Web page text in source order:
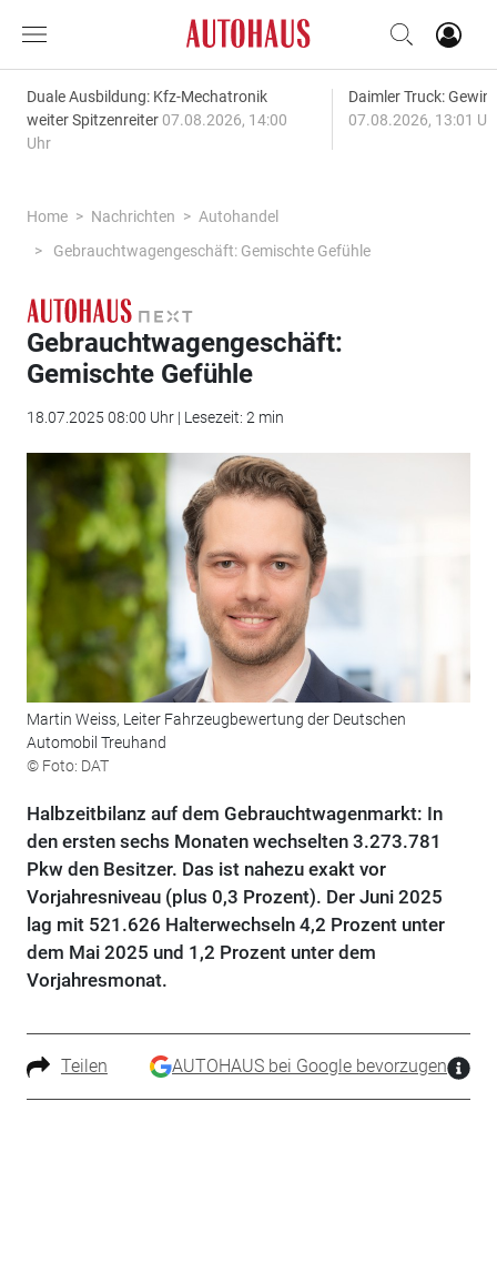
Duale Ausbildung: Kfz-Mechatronik
weiter Spitzenreiter 07.08.2026, 14:00
Uhr
Daimler Truck:
07.08.2026, 13:01
Home Nachrichten
Autohandel
Gebrauchtwagengeschäft: Gemischte Gefühle
Gebrauchtwagengeschäft:
Gemischte Gefühle
18.07.2025 08:00 Uhr | Lesezeit: 2 min
Martin Weiss, Leiter Fahrzeugbewertung der Deutschen
Automobil Treuhand
© Foto: DAT
Halbzeitbilanz auf dem Gebrauchtwagenmarkt: In
den ersten sechs Monaten wechselten 3.273.781
Pkw den Besitzer. Das ist nahezu exakt vor
Vorjahresniveau (plus 0,3 Prozent). Der Juni 2025
lag mit 521.626 Halterwechseln 4,2 Prozent unter
dem Mai 2025 und 1,2 Prozent unter dem
Vorjahresmonat.
Teilen AUTOHAUS bei Google bevorzugen